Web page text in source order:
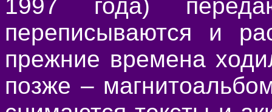
1997 года)
переписываются и
прежние времена
позже –